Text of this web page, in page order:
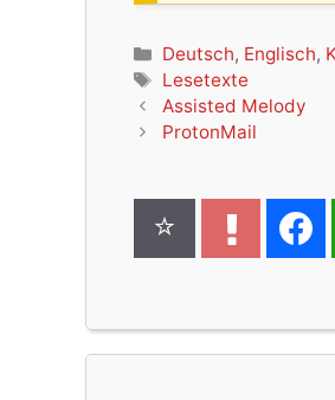
Kategorien
Deutsch, Englisch,
Schlagwörter
Lesetexte
Assisted Melody
ProtonMail